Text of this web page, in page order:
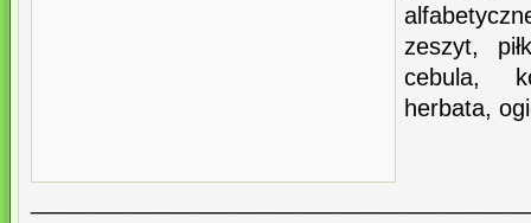
zeszyt,
cebula,
herbata,